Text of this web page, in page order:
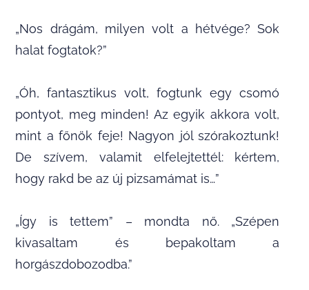
„Nos drágám, milyen volt a hétvége? Sok
halat fogtatok?”
„Óh, fantasztikus volt, fogtunk egy csomó
pontyot, meg minden! Az egyik akkora volt,
mint a főnök feje! Nagyon jól szórakoztunk!
De szívem, valamit elfelejtettél: kértem,
hogy rakd be az új pizsamámat is…”
„Így is tettem” – mondta nő. „Szépen
kivasaltam és bepakoltam a
horgászdobozodba.”